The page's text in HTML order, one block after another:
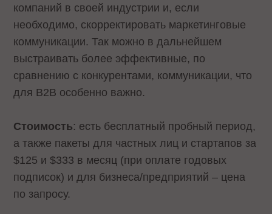
компаний в своей индустрии и, если
необходимо, скорректировать маркетинговые
коммуникации. Так можно в дальнейшем
выстраивать более эффективные, по
сравнению с конкурентами, коммуникации, что
для B2B особенно важно.
Стоимость: есть бесплатный пробный период,
а также пакеты для частных лиц и стартапов за
$125 и $333 в месяц (при оплате годовых
подписок) и для бизнеса/предприятий – цена
по запросу.